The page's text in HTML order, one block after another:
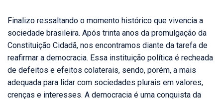
Finalizo ressaltando o momento histórico que vivencia a
sociedade brasileira. Após trinta anos da promulgação da
Constituição Cidadã, nos encontramos diante da tarefa de
reafirmar a democracia. Essa instituição política é recheada
de defeitos e efeitos colaterais, sendo, porém, a mais
adequada para lidar com sociedades plurais em valores,
crenças e interesses. A democracia é uma conquista da